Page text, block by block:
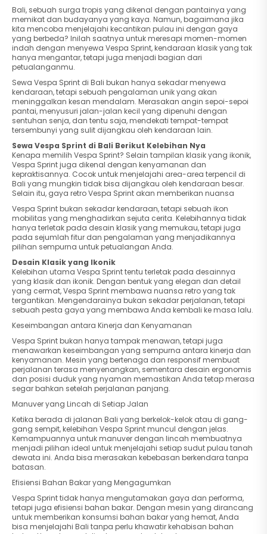
Bali, sebuah surga tropis yang dikenal dengan pantainya yang
memikat dan budayanya yang kaya. Namun, bagaimana jika
kita mencoba menjelajahi kecantikan pulau ini dengan gaya
yang berbeda? Inilah saatnya untuk meresapi momen-momen
indah dengan menyewa Vespa Sprint, kendaraan klasik yang tak
hanya mengantar, tetapi juga menjadi bagian dari
petualanganmu.
Sewa Vespa Sprint di Bali bukan hanya sekadar menyewa
kendaraan, tetapi sebuah pengalaman unik yang akan
meninggalkan kesan mendalam. Merasakan angin sepoi-sepoi
pantai, menyusuri jalan-jalan kecil yang dipenuhi dengan
sentuhan senja, dan tentu saja, mendekati tempat-tempat
tersembunyi yang sulit dijangkau oleh kendaraan lain.
Sewa Vespa Sprint di Bali Berikut Kelebihan Nya
Kenapa memilih Vespa Sprint? Selain tampilan klasik yang ikonik,
Vespa Sprint juga dikenal dengan kenyamanan dan
kepraktisannya. Cocok untuk menjelajahi area-area terpencil di
Bali yang mungkin tidak bisa dijangkau oleh kendaraan besar.
Selain itu, gaya retro Vespa Sprint akan memberikan nuansa
Vespa Sprint bukan sekadar kendaraan, tetapi sebuah ikon
mobilitas yang menghadirkan sejuta cerita. Kelebihannya tidak
hanya terletak pada desain klasik yang memukau, tetapi juga
pada sejumlah fitur dan pengalaman yang menjadikannya
pilihan sempurna untuk petualangan Anda.
Desain Klasik yang Ikonik
Kelebihan utama Vespa Sprint tentu terletak pada desainnya
yang klasik dan ikonik. Dengan bentuk yang elegan dan detail
yang cermat, Vespa Sprint membawa nuansa retro yang tak
tergantikan. Mengendarainya bukan sekadar perjalanan, tetapi
sebuah pesta gaya yang membawa Anda kembali ke masa lalu.
Keseimbangan antara Kinerja dan Kenyamanan
Vespa Sprint bukan hanya tampak menawan, tetapi juga
menawarkan keseimbangan yang sempurna antara kinerja dan
kenyamanan. Mesin yang bertenaga dan responsif membuat
perjalanan terasa menyenangkan, sementara desain ergonomis
dan posisi duduk yang nyaman memastikan Anda tetap merasa
segar bahkan setelah perjalanan panjang.
Manuver yang Lincah di Setiap Jalan
Ketika berada di jalanan Bali yang berkelok-kelok atau di gang-
gang sempit, kelebihan Vespa Sprint muncul dengan jelas.
Kemampuannya untuk manuver dengan lincah membuatnya
menjadi pilihan ideal untuk menjelajahi setiap sudut pulau tanah
dewata ini. Anda bisa merasakan kebebasan berkendara tanpa
batasan.
Efisiensi Bahan Bakar yang Mengagumkan
Vespa Sprint tidak hanya mengutamakan gaya dan performa,
tetapi juga efisiensi bahan bakar. Dengan mesin yang dirancang
untuk memberikan konsumsi bahan bakar yang hemat, Anda
bisa menjelajahi Bali tanpa perlu khawatir kehabisan bahan